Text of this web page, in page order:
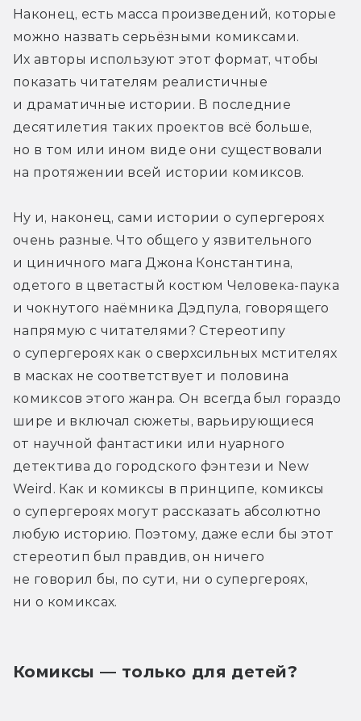
Наконец, есть масса произведений, которые
можно назвать серьёзными комиксами.
Их авторы используют этот формат, чтобы
показать читателям реалистичные
и драматичные истории. В последние
десятилетия таких проектов всё больше,
но в том или ином виде они существовали
на протяжении всей истории комиксов.
Ну и, наконец, сами истории о супергероях
очень разные. Что общего у язвительного
и циничного мага Джона Константина,
одетого в цветастый костюм Человека-паука
и чокнутого наёмника Дэдпула, говорящего
напрямую с читателями? Стереотипу
о супергероях как о сверхсильных мстителях
в масках не соответствует и половина
комиксов этого жанра. Он всегда был гораздо
шире и включал сюжеты, варьирующиеся
от научной фантастики или нуарного
детектива до городского фэнтези и New
Weird. Как и комиксы в принципе, комиксы
о супергероях могут рассказать абсолютно
любую историю. Поэтому, даже если бы этот
стереотип был правдив, он ничего
не говорил бы, по сути, ни о супергероях,
ни о комиксах.
Комиксы — только для детей?